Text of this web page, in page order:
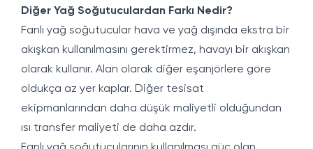
Diğer Yağ Soğutuculardan Farkı Nedir?
Fanlı yağ soğutucular hava ve yağ dışında ekstra bir
akışkan kullanılmasını gerektirmez, havayı bir akışkan
olarak kullanır. Alan olarak diğer eşanjörlere göre
oldukça az yer kaplar. Diğer tesisat
ekipmanlarından daha düşük maliyetli olduğundan
ısı transfer maliyeti de daha azdır.